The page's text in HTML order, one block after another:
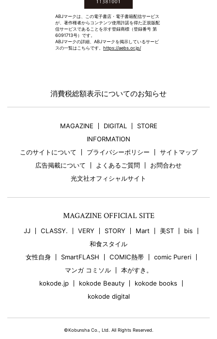
ABJマークは、この電子書店・電子書籍配信サービス
が、著作権者からコンテンツ使用許諾を得た正規版配
信サービスであることを示す登録商標（登録番号 第
6091713号）です。
ABJマークの詳細、ABJマークを掲示しているサービ
スの一覧はこちらです。 https://aebs.or.jp/
消費税総額表示についてのお知らせ
MAGAZINE DIGITAL
STORE
INFORMATION
このサイトについて
プライバシーポリシー
サイトマップ
広告掲載について
よくあるご質問
お問合わせ
光文社オフィシャルサイト
MAGAZINE OFFICIAL SITE
JJ CLASSY. VERY STORY Mart 美ST
bis
和食スタイル
女性自身
SmartFLASH COMIC熱帯
comic Pureri
マンガ コミソル
本がすき。
kokode.jp
kokode Beauty
kokode books
kokode digital
©Kobunsha Co., Ltd. All Rights Reserved.